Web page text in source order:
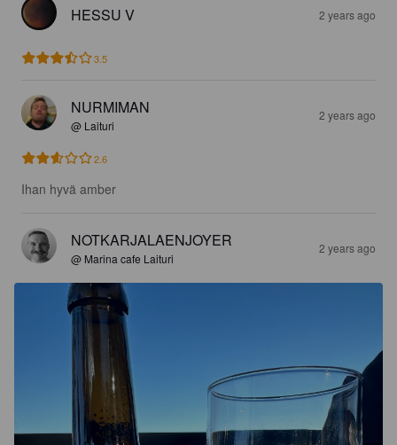
HESSU V 2 years ago
3.5
NURMIMAN
@ Laituri
2 years ago
2.6
Ihan hyvä amber
NOTKARJALAENJOYER
@ Marina cafe Laituri
2 years ago